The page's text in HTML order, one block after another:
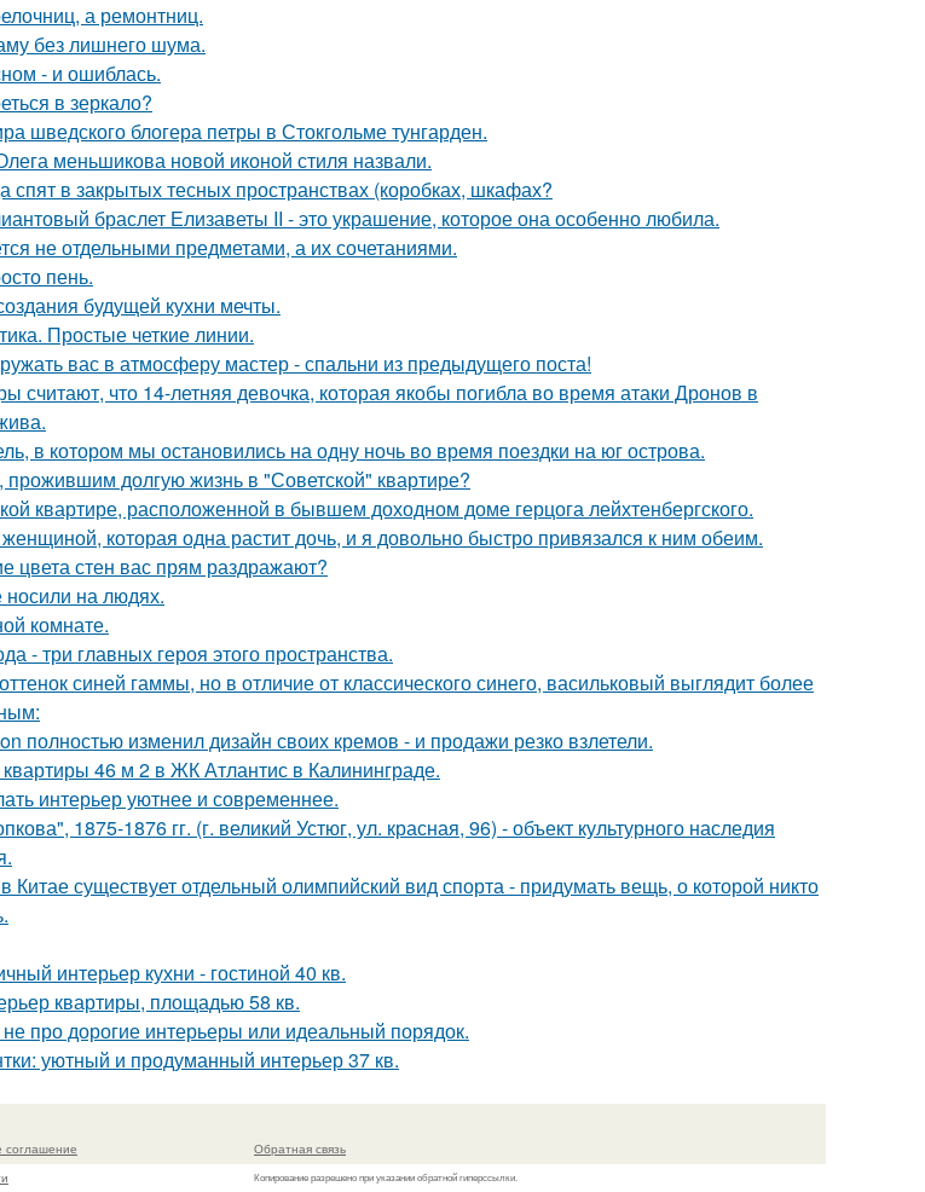
а ремонтниц.
без лишнего шума.
- и ошиблась.
в зеркало?
шведского блогера петры в Стокгольме тунгарден.
меньшикова новой иконой стиля назвали.
спят в закрытых тесных пространствах (коробках, шкафах?
браслет Елизаветы II - это украшение, которое она особенно любила.
не отдельными предметами, а их сочетаниями.
пень.
будущей кухни мечты.
Простые четкие линии.
вас в атмосферу мастер - спальни из предыдущего поста!
считают, что 14-летняя девочка, которая якобы погибла во время атаки Дронов в
в котором мы остановились на одну ночь во время поездки на юг острова.
прожившим долгую жизнь в "Советской" квартире?
квартире, расположенной в бывшем доходном доме герцога лейхтенбергского.
которая одна растит дочь, и я довольно быстро привязался к ним обеим.
цвета стен вас прям раздражают?
носили на людях.
комнате.
- три главных героя этого пространства.
синей гаммы, но в отличие от классического синего, васильковый выглядит более
полностью изменил дизайн своих кремов - и продажи резко взлетели.
46 м 2 в ЖК Атлантис в Калининграде.
интерьер уютнее и современнее.
1875-1876 гг. (г. великий Устюг, ул. красная, 96) - объект культурного наследия
Китае существует отдельный олимпийский вид спорта - придумать вещь, о которой никто
интерьер кухни - гостиной 40 кв.
квартиры, площадью 58 кв.
про дорогие интерьеры или идеальный порядок.
уютный и продуманный интерьер 37 кв.
соглашение
Обратная связь
Копирование разрешено при указании обратной гиперссылки.